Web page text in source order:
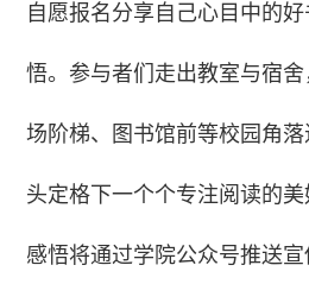
自愿报名分享自己心目中的
悟。参与者们走出教室与宿
场阶梯、图书馆前等校园角
头定格下一个个专注阅读的
感悟将通过学院公众号推送